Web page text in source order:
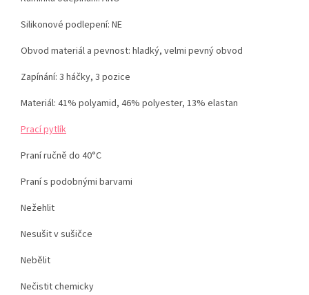
Silikonové podlepení: NE
Obvod materiál a pevnost: hladký, velmi pevný obvod
Zapínání: 3 háčky, 3 pozice
Materiál: 41% polyamid, 46% polyester, 13% elastan
Prací pytlík
Praní ručně do 40°C
Praní s podobnými barvami
Nežehlit
Nesušit v sušičce
Nebělit
Nečistit chemicky